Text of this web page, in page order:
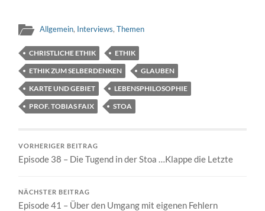
Allgemein, Interviews,Themen
CHRISTLICHE ETHIK
ETHIK
ETHIK ZUM SELBERDENKEN
GLAUBEN
KARTE UND GEBIET
LEBENSPHILOSOPHIE
PROF. TOBIAS FAIX
STOA
VORHERIGER BEITRAG
Episode 38 – Die Tugend in der Stoa …Klappe die Letzte
NÄCHSTER BEITRAG
Episode 41 – Über den Umgang mit eigenen Fehlern